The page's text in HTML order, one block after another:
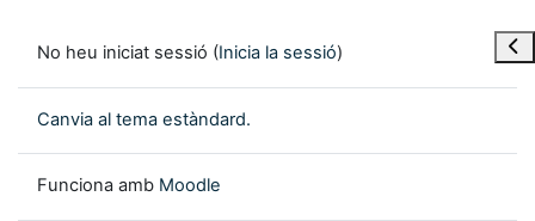
No heu iniciat sessió (Inicia la sessió)
Canvia al tema estàndard.
Funciona amb Moodle